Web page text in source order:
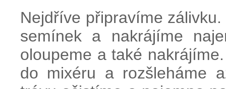
Nejdříve připravíme
semínek a nakrájíme
oloupeme a také
do mixéru a rozšleháme